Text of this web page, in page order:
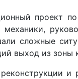
сложные
выход из зоны